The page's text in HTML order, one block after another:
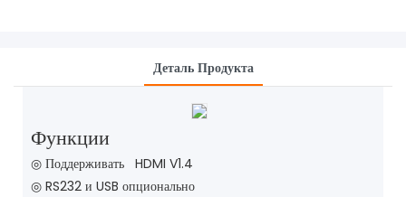
Деталь Продукта
Функции
◎ Поддерживать HDMI V1.4
◎ RS232 и USB опционально